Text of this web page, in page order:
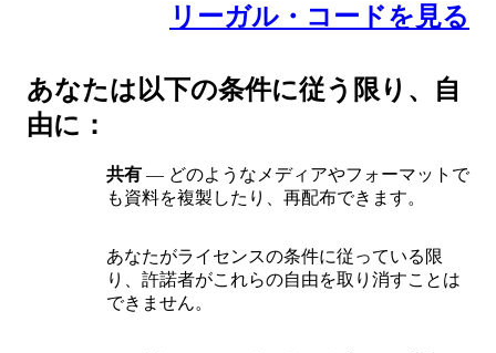
リーガル・コードを見る
あなたは以下の条件に従う限り、自
由に：
共有 — どのようなメディアやフォーマットで
も資料を複製したり、再配布できます。
あなたがライセンスの条件に従っている限
り、許諾者がこれらの自由を取り消すことは
できません。